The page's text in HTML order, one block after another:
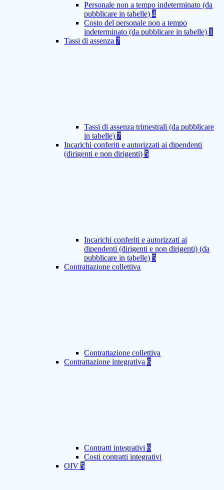
Personale non a tempo indeterminato (da
pubblicare in tabelle) 4
Costo del personale non a tempo
indeterminato (da pubblicare in tabelle) 1
Tassi di assenza 7
Tassi di assenza trimestrali (da pubblicare
in tabelle) 7
Incarichi conferiti e autorizzati ai dipendenti
(dirigenti e non dirigenti) 5
Incarichi conferiti e autorizzati ai
dipendenti (dirigenti e non dirigenti) (da
pubblicare in tabelle) 5
Contrattazione collettiva
Contrattazione collettiva
Contrattazione integrativa 6
Contratti integrativi 6
Costi contratti integrativi
OIV 5